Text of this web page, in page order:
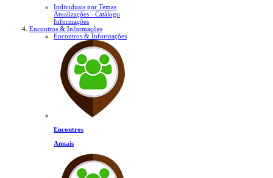
Individuais por Temas
Atualizações - Catálogo
Informações
Encontros & Informações
Encontros & Informações
Encontros
Anuais